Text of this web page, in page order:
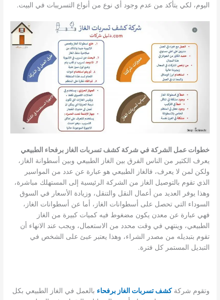
اليوم، لكي يتأكد من عدم وجود أي نوع من أنواع التسريبات في البيت.
خطوات عمل الشركة في شركة كشف تسربات الغاز برفحاء الطبيعي
يعرف الكثير من الناس الفرق بين الغاز الطبيعي وبين أسطوانة الغاز،
ولكن لمن لا يعرف، فالغاز الطبيعي هو عبارة عن عدد من المواسير
الذي تقوم بالتوصيل الغاز من الشركة الرئيسية إلى المستهلك مباشرة،
وهذا يوفر العديد من أعمال النقل والتنقل، وزيادة الأسعار في السوق
السوداء التي تحصل على أسطوانات الغاز، أما عن أسطوانات الغاز،
فهي عبارة عن معدن يكون مضغوط فيه كميات كبيرة من الغاز
الطبيعي، وينتهي في وقت محدد من الاستعمال، ويجب عند الانهاء أن
تقوم بتبديله من مصدر الشراء، وهذا يعتبر عبئ على الشخص في
التبديل المستمر كل فترة.
وتقوم شركةكشف تسربات الغاز برفحاء بالعمل في الغاز الطبيعي بكل